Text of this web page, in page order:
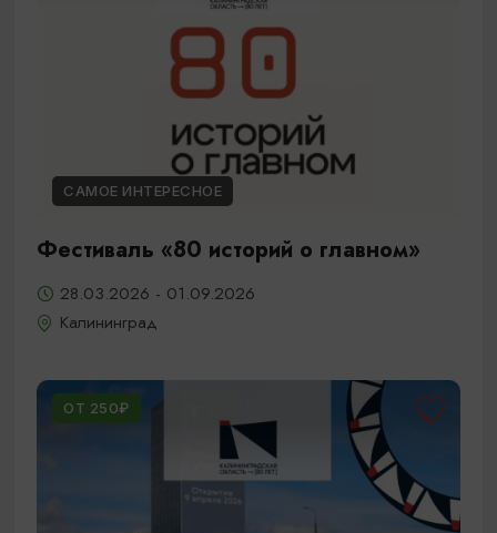
САМОЕ ИНТЕРЕСНОЕ
Фестиваль «80 историй о главном»
28.03.2026 - 01.09.2026
Калининград
ОТ 250₽